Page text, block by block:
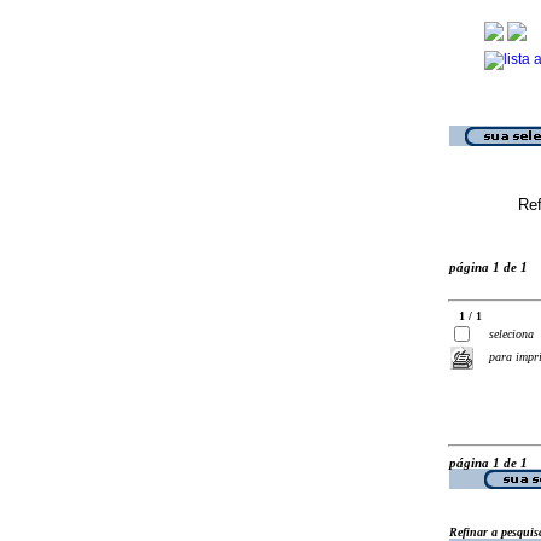
página 1 de 1
1 / 1
seleciona
para
página 1 de 1
Refinar a